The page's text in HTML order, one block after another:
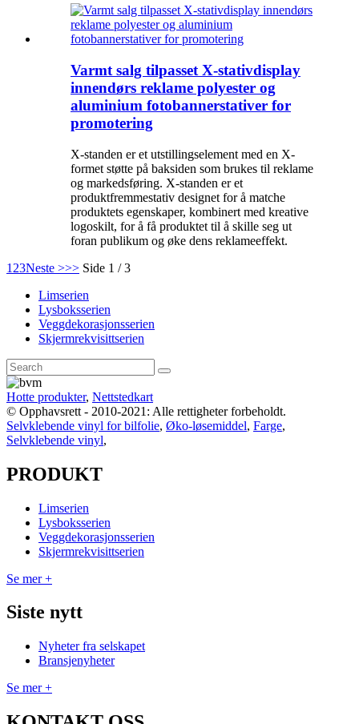
Varmt salg tilpasset X-stativdisplay
innendørs reklame polyester og
aluminium fotobannerstativer for
promotering
X-standen er et utstillingselement med en X-
formet støtte på baksiden som brukes til reklame
og markedsføring. X-standen er et
produktfremmestativ designet for å matche
produktets egenskaper, kombinert med kreative
logoskilt, for å få produktet til å skille seg ut
foran publikum og øke dens reklameeffekt.
1 23Neste >>> Side 1 / 3
Limserien
Lysboksserien
Veggdekorasjonsserien
Skjermrekvisittserien
Hotte produkter, Nettstedkart
© Opphavsrett - 2010-2021: Alle rettigheter forbeholdt.
Selvklebende vinyl for bilfolie, Øko-løsemiddel, Farge,
Selvklebende vinyl,
PRODUKT
Limserien
Lysboksserien
Veggdekorasjonsserien
Skjermrekvisittserien
Se mer +
Siste nytt
Nyheter fra selskapet
Bransjenyheter
Se mer +